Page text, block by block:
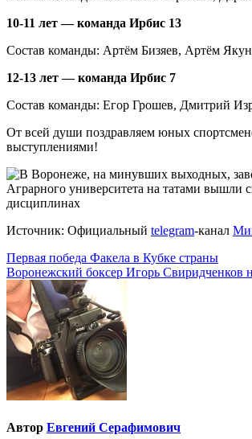
10-11 лет — команда Ирбис 13
Состав команды: Артём Бизяев, Артём
12-13 лет — команда Ирбис 7
Состав команды: Егор Грошев, Дмитрий
От всей души поздравляем юных
выступлениями!
Источник: Официальный telegram-канал
Навигация
по
записям
Первая победа Факела в Кубке страны
Воронежский боксер Игорь Свиридченков
Автор Евгений Серафимович